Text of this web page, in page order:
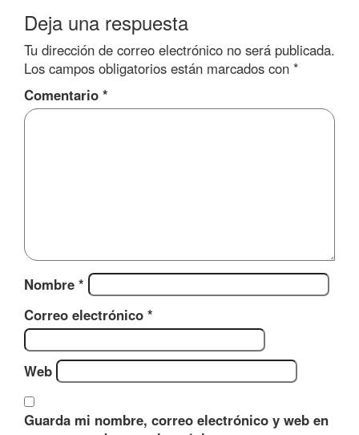
Deja una respuesta
Tu dirección de correo electrónico no será publicada.
Los campos obligatorios están marcados con *
Comentario *
Nombre *
Correo electrónico *
Web
Guarda mi nombre, correo electrónico y web en